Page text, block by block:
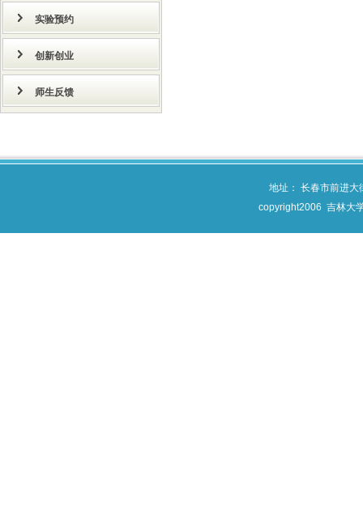
实验预约
创新创业
师生反馈
地址： 长春市前进
copyright2006 吉林大